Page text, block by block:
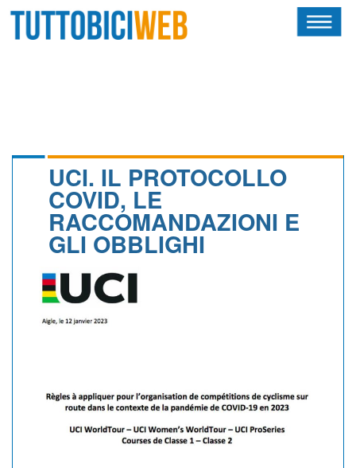
CALENDARIO
ALBI D'ORO
UCI. IL PROTOCOLLO
COVID, LE
RACCOMANDAZIONI E
GLI OBBLIGHI